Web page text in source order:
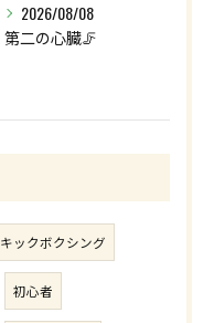
2026/08/08
第二の心臓🦵
キックボクシング
初心者